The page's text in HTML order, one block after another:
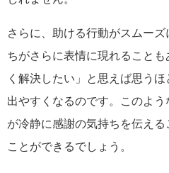
さらに、助ける行動がスムー
ちがさらに表情に現れること
く解決したい」と思えば思う
出やすくなるのです。このよ
が冷静に感謝の気持ちを伝え
ことができるでしょう。